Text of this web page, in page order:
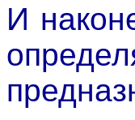
И